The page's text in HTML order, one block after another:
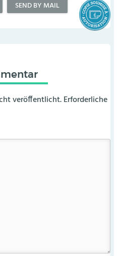
SEND BY MAIL
veröffentlicht. Erforderliche